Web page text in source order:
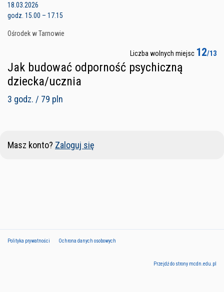
18.03.2026
godz. 15.00 – 17.15
Ośrodek w Tarnowie
Liczba wolnych miejsc 12/13
Jak budować odporność psychiczną
dziecka/ucznia
3 godz. / 79 pln
Masz konto? Zaloguj się
Polityka prywatności Ochrona danych osobowych
Przejdź do strony mcdn.edu.pl